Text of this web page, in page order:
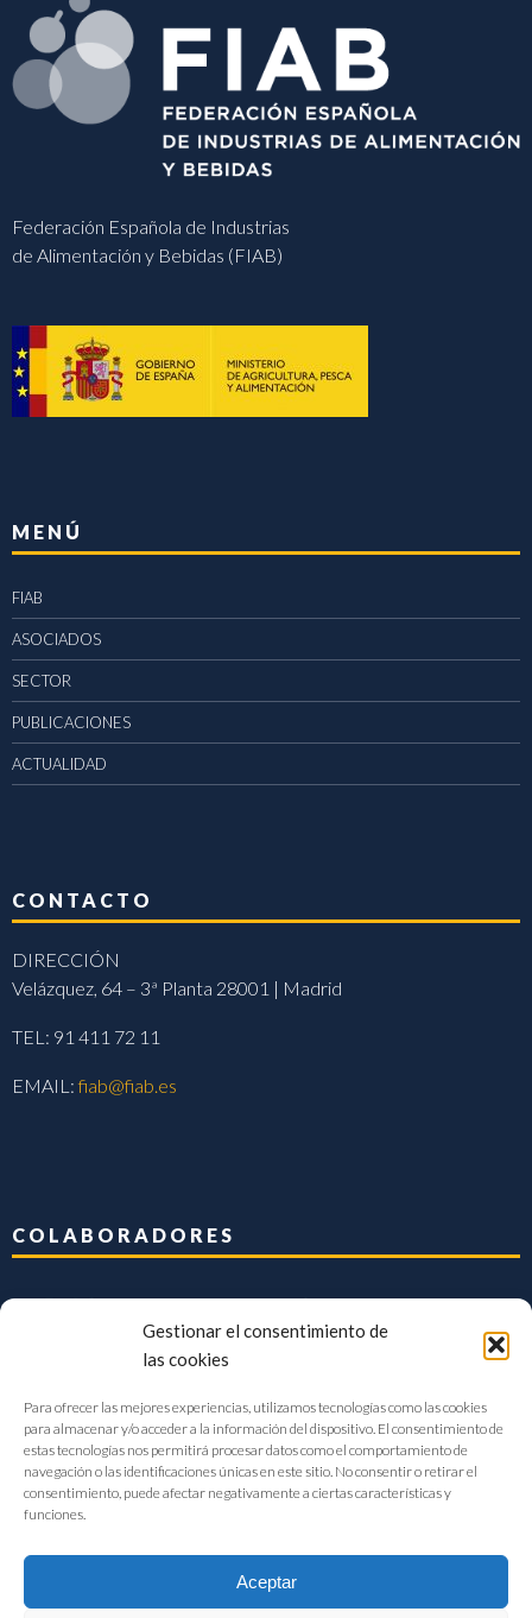
Gestionar el consentimiento de
las cookies
Para ofrecer las mejores experiencias, utilizamos tecnologías como las cookies
para almacenar y/o acceder a la información del dispositivo. El consentimiento de
estas tecnologías nos permitirá procesar datos como el comportamiento de
navegación o las identificaciones únicas en este sitio. No consentir o retirar el
consentimiento, puede afectar negativamente a ciertas características y
funciones.
Aceptar
Federación Española de Industrias
de Alimentación y Bebidas (FIAB)
MENÚ
FIAB
ASOCIADOS
SECTOR
PUBLICACIONES
ACTUALIDAD
CONTACTO
DIRECCIÓN
Velázquez, 64 – 3ª Planta 28001 | Madrid
TEL: 91 411 72 11
EMAIL:fiab@fiab.es
COLABORADORES